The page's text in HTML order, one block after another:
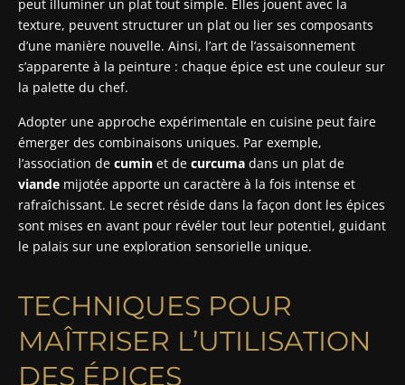
peut illuminer un plat tout simple. Elles jouent avec la
texture, peuvent structurer un plat ou lier ses composants
d’une manière nouvelle. Ainsi, l’art de l’assaisonnement
s’apparente à la peinture : chaque épice est une couleur sur
la palette du chef.
Adopter une approche expérimentale en cuisine peut faire
émerger des combinaisons uniques. Par exemple,
l’association de cumin et de curcuma dans un plat de
viande mijotée apporte un caractère à la fois intense et
rafraîchissant. Le secret réside dans la façon dont les épices
sont mises en avant pour révéler tout leur potentiel, guidant
le palais sur une exploration sensorielle unique.
TECHNIQUES POUR
MAÎTRISER L’UTILISATION
DES ÉPICES